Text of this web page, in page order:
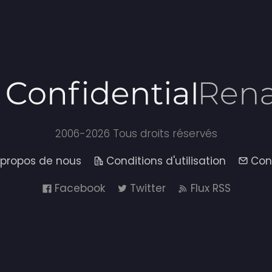
2006-2026 Tous droits réservés
de nous
Conditions d'utilisation
Facebook
Twitter Flux RSS